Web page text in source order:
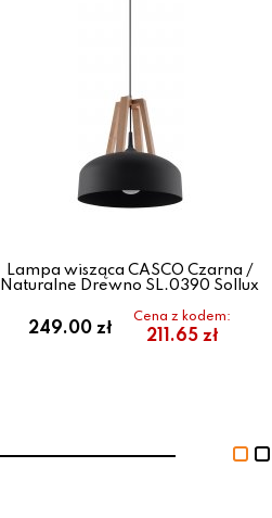
Lampa wisząca CASCO Czarna /
Naturalne Drewno SL.0390 Sollux
249.00 zł
Cena z kodem:
211.65 zł